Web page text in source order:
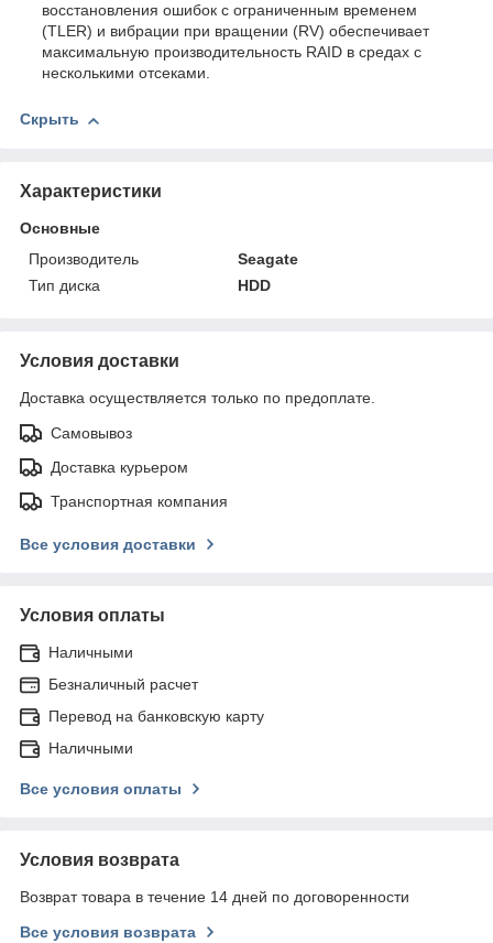
восстановления ошибок с ограниченным временем
(TLER) и вибрации при вращении (RV) обеспечивает
максимальную производительность RAID в средах с
несколькими отсеками.
Скрыть
Характеристики
Основные
Производитель
Seagate
Тип диска
HDD
Условия доставки
Доставка осуществляется только по предоплате.
Самовывоз
Доставка курьером
Транспортная компания
Все условия доставки
Условия оплаты
Наличными
Безналичный расчет
Перевод на банковскую карту
Наличными
Все условия оплаты
Условия возврата
Возврат товара в течение 14 дней по договоренности
Все условия возврата